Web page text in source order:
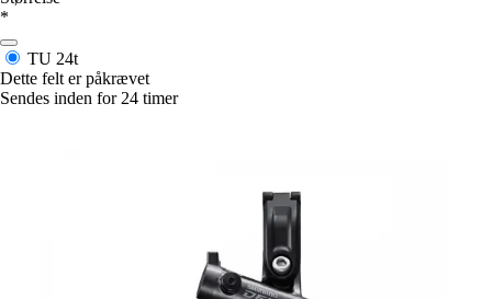
*
TU 24t
Dette felt er påkrævet
Sendes inden for 24 timer